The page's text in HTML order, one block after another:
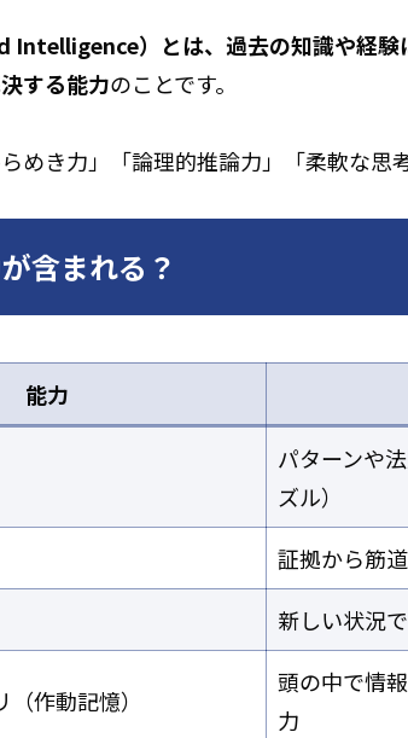
Intelligence）とは、過去の知識や経験
する能力のことです。
めき力」「論理的推論力」「柔軟な思
含まれる？
能力
パターンや
ズル）
証拠から筋
新しい状況
作動記憶）
頭の中で情
力